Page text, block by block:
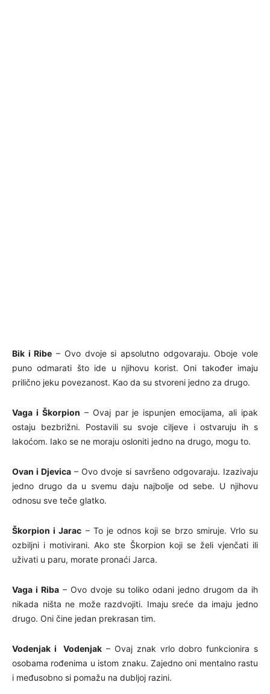
Bik i Ribe – Ovo dvoje si apsolutno odgovaraju. Oboje vole
puno odmarati što ide u njihovu korist. Oni također imaju
prilično jeku povezanost. Kao da su stvoreni jedno za drugo.
Vaga i Škorpion – Ovaj par je ispunjen emocijama, ali ipak
ostaju bezbrižni. Postavili su svoje ciljeve i ostvaruju ih s
lakoćom. Iako se ne moraju osloniti jedno na drugo, mogu to.
Ovan i Djevica – Ovo dvoje si savršeno odgovaraju. Izazivaju
jedno drugo da u svemu daju najbolje od sebe. U njihovu
odnosu sve teče glatko.
Škorpion i Jarac – To je odnos koji se brzo smiruje. Vrlo su
ozbiljni i motivirani. Ako ste Škorpion koji se želi vjenčati ili
uživati ​​u paru, morate pronaći Jarca.
Vaga i Riba– Ovo dvoje su toliko odani jedno drugom da ih
nikada ništa ne može razdvojiti. Imaju sreće da imaju jedno
drugo. Oni čine jedan prekrasan tim.
Vodenjak i Vodenjak – Ovaj znak vrlo dobro funkcionira s
osobama rođenima u istom znaku. Zajedno oni mentalno rastu
i međusobno si pomažu na dubljoj razini.